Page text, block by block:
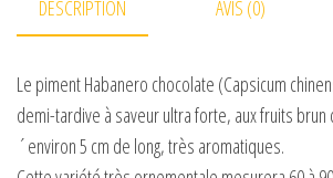
DESCRIPTION AVIS (0)
Le piment Habanero chocolate (Capsicum
demi-tardive à saveur ultra forte, aux fruits brun
´environ 5 cm de long, très aromatiques.